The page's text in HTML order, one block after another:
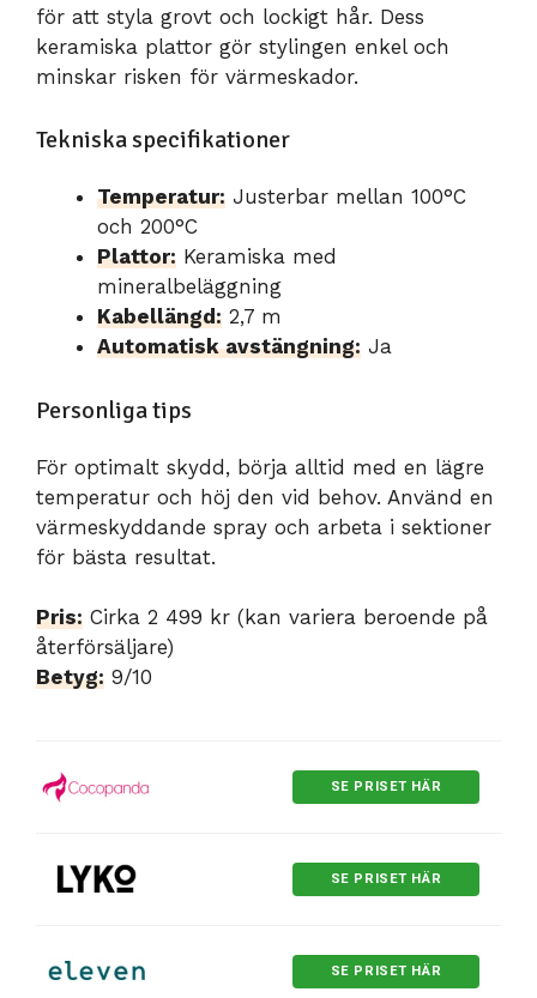
för att styla grovt och lockigt hår. Dess
keramiska plattor gör stylingen enkel och
minskar risken för värmeskador.
Tekniska specifikationer
Temperatur: Justerbar mellan 100°C
och 200°C
Plattor: Keramiska med
mineralbeläggning
Kabellängd: 2,7 m
Automatisk avstängning: Ja
Personliga tips
För optimalt skydd, börja alltid med en lägre
temperatur och höj den vid behov. Använd en
värmeskyddande spray och arbeta i sektioner
för bästa resultat.
Pris: Cirka 2 499 kr (kan variera beroende på
återförsäljare)
Betyg: 9/10
SE PRISET HÄR
SE PRISET HÄR
SE PRISET HÄR